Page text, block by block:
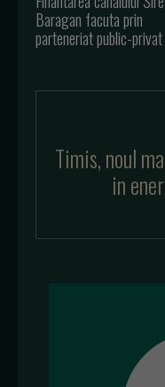
Baragan facuta prin
parteneriat public-privat
Timis, noul
in